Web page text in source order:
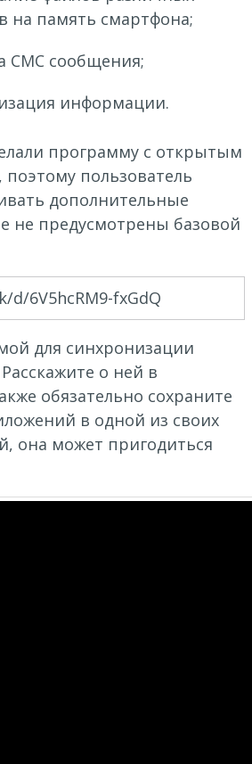
на память смартфона;
СМС сообщения;
информации.
программу с открытым
пользователь
дополнительные
не предусмотрены базовой
d/6V5hcRM9-fxGdQ
для синхронизации
о ней в
обязательно сохраните
в одной из своих
она может пригодиться